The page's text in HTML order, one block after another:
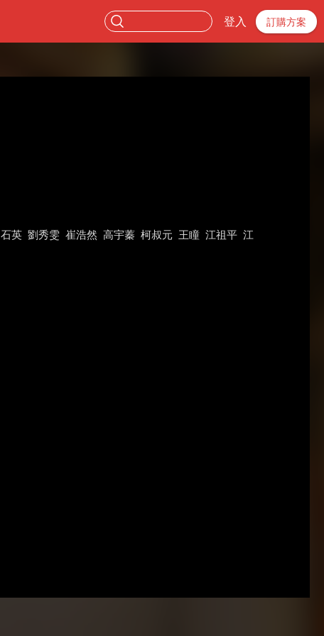
登入 訂購方案
石英 劉秀雯 崔浩然 高宇蓁 柯叔元 王瞳 江祖平 江